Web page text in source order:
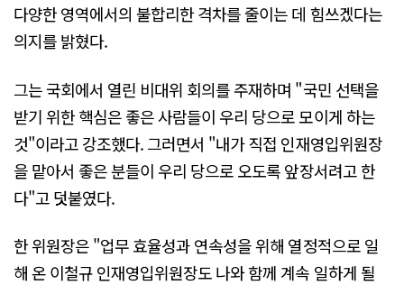
다양한 영역에서의 불합리한 격차를 줄이는 데 힘쓰겠다는
의지를 밝혔다.
그는 국회에서 열린 비대위 회의를 주재하며 "국민 선택을
받기 위한 핵심은 좋은 사람들이 우리 당으로 모이게 하는
것"이라고 강조했다. 그러면서 "내가 직접 인재영입위원장
을 맡아서 좋은 분들이 우리 당으로 오도록 앞장서려고 한
다"고 덧붙였다.
한 위원장은 "업무 효율성과 연속성을 위해 열정적으로 일
해 온 이철규 인재영입위원장도 나와 함께 계속 일하게 될